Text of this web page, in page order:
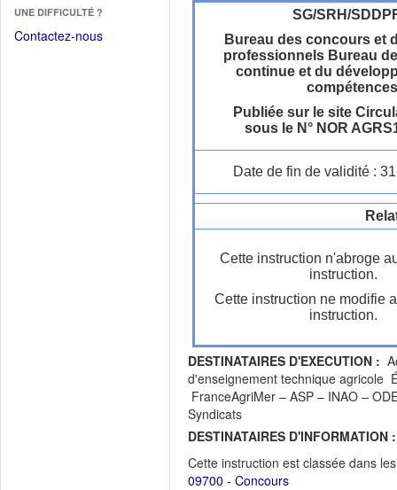
fenêtre)
une
nouvelle
UNE DIFFICULTÉ ?
Contactez-nous
SG/SRH/
Bureau des concours et
professionnels Bureau
continue et du
compétences
Publiée sur le site
sous le N° NOR
Date de fin de validité :
Cette instruction n'abroge
instruction.
Cette instruction ne modifie
instruction.
DESTINATAIRES D'EXECUTION :
d'enseignement technique agricole
FranceAgriMer – ASP – INAO –
Syndicats
DESTINATAIRES D'INFORMATION :
Cette instruction est classée dans
09700 - Concours